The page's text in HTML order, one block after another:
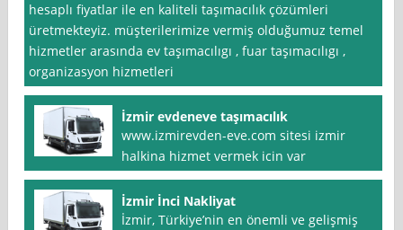
hesaplı fiyatlar ile en kaliteli taşımacılık çözümleri
üretmekteyiz. müşterilerimize vermiş olduğumuz temel
hizmetler arasında ev taşımacılıgı , fuar taşımacılıgı ,
organizasyon hizmetleri
İzmir evdeneve taşımacılık
www.izmirevden-eve.com sitesi izmir
halkina hizmet vermek icin var
İzmir İnci Nakliyat
İzmir, Türkiye’nin en önemli ve gelişmiş